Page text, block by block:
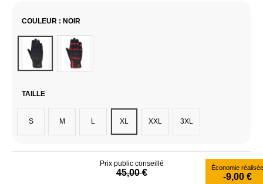
COULEUR : NOIR
Noir Noir / Rouge
TAILLE
S M L XL XXL 3XL
Prix public conseillé
45,00 € Économie réalisée
-9,00 €